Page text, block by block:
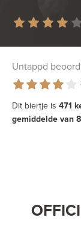
Untappd
Dit biertje is 471
gemiddelde van